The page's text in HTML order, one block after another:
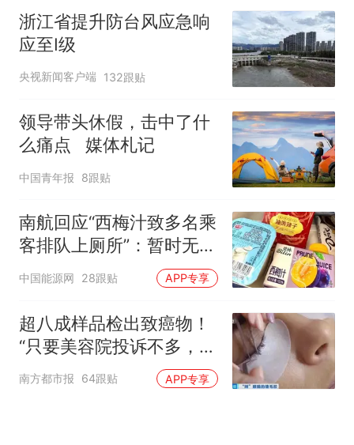
浙江省提升防台风应急响
应至Ⅰ级
央视新闻客户端 132跟贴
领导带头休假，击中了什
么痛点 媒体札记
中国青年报 8跟贴
南航回应“西梅汁致多名乘
客排队上厕所”：暂时无法
核查是否发放西梅汁
中国能源网 28跟贴 APP专享
超八成样品检出致癌物！
“只要美容院投诉不多，店
家就不会更换产品”
南方都市报 64跟贴 APP专享